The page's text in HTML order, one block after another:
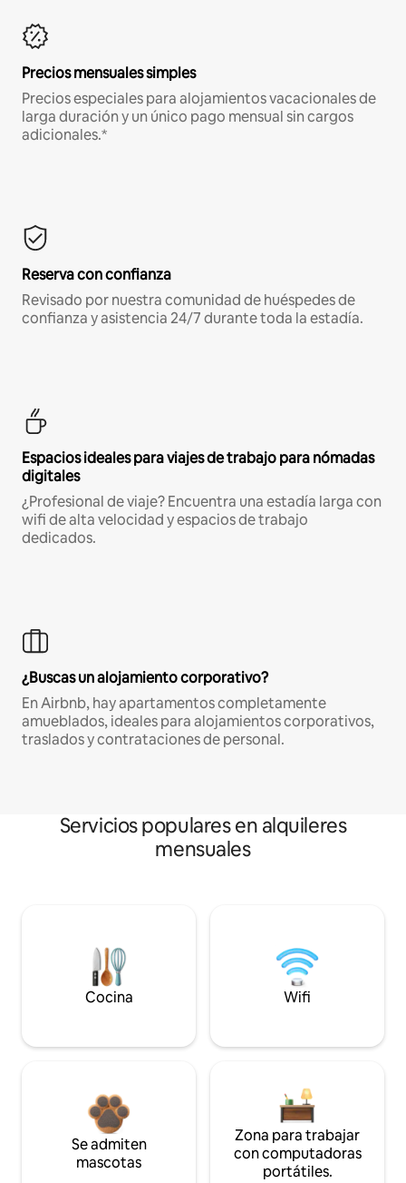
Precios mensuales simples
Precios especiales para alojamientos vacacionales de
larga duración y un único pago mensual sin cargos
adicionales.*
Reserva con confianza
Revisado por nuestra comunidad de huéspedes de
confianza y asistencia 24/7 durante toda la estadía.
Espacios ideales para viajes de trabajo para nómadas
digitales
¿Profesional de viaje? Encuentra una estadía larga con
wifi de alta velocidad y espacios de trabajo
dedicados.
¿Buscas un alojamiento corporativo?
En Airbnb, hay apartamentos completamente
amueblados, ideales para alojamientos corporativos,
traslados y contrataciones de personal.
Servicios populares en alquileres
mensuales
Cocina Wifi
Se admiten
mascotas
Zona para trabajar
con computadoras
portátiles.